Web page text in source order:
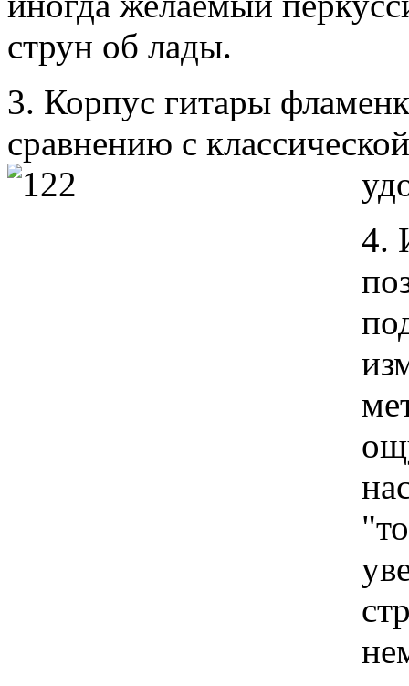
струн об лады.
3. Корпус гитары
сравнению с
4.